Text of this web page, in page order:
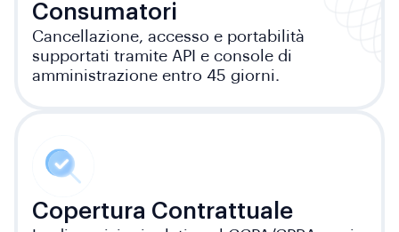
Consumatori
Cancellazione, accesso e portabilità
supportati tramite API e console di
amministrazione entro 45 giorni.
Copertura Contrattuale